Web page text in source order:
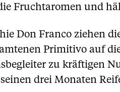
Fruchtaromen und
Don Franco ziehen
Primitivo auf
zu kräftigen
drei Monaten